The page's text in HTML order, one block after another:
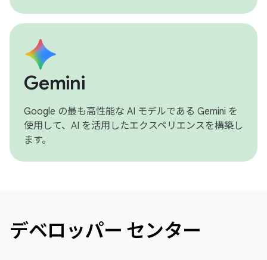
Gemini
Google の最も高性能な AI モデルである Gemini を
使用して、AI を活用したエクスペリエンスを構築し
ます。
デベロッパー センター